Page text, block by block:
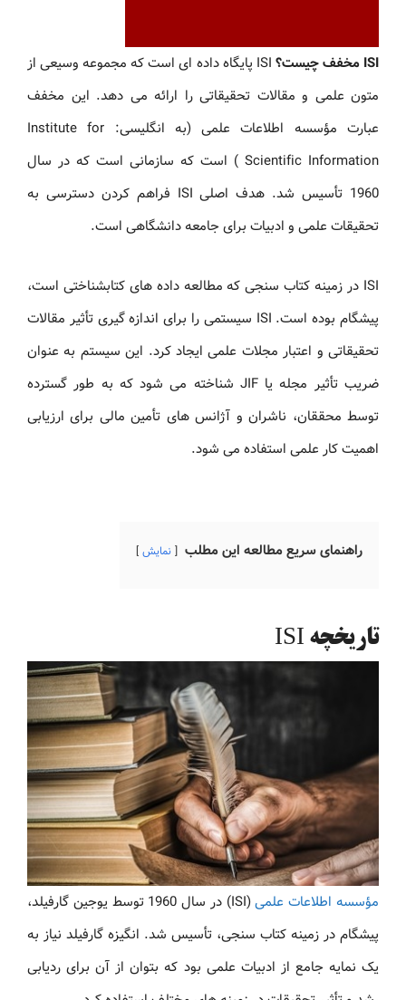
ISI مخفف چیست؟
ISI پایگاه داده ای است که مجموعه وسیعی از
متون علمی و مقالات تحقیقاتی را ارائه می دهد. این مخفف
عبارت مؤسسه اطلاعات علمی (به انگلیسی: Institute for
Scientific Information ) است که سازمانی است که در سال
1960 تأسیس شد. هدف اصلی ISI فراهم کردن دسترسی به
تحقیقات علمی و ادبیات برای جامعه دانشگاهی است.
ISI در زمینه کتاب سنجی که مطالعه داده های کتابشناختی است،
پیشگام بوده است. ISI سیستمی را برای اندازه گیری تأثیر مقالات
تحقیقاتی و اعتبار مجلات علمی ایجاد کرد. این سیستم به عنوان
ضریب تأثیر مجله یا JIF شناخته می شود که به طور گسترده
توسط محققان، ناشران و آژانس های تأمین مالی برای ارزیابی
اهمیت کار علمی استفاده می شود.
راهنمای سریع مطالعه این مطلب نمایش
تاریخچه ISI
مؤسسه اطلاعات علمی
(ISI) در سال 1960 توسط یوجین گارفیلد،
پیشگام در زمینه کتاب سنجی، تأسیس شد. انگیزه گارفیلد نیاز به
یک نمایه جامع از ادبیات علمی بود که بتوان از آن برای ردیابی